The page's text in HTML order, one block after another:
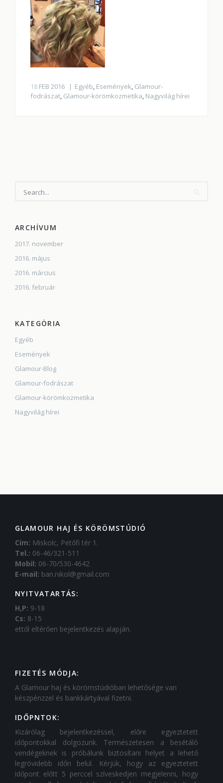
18 FEB 2016 Egyéb, Események, Glamour-
fodrászat, Glamour-körömkozmetika, Nagyvilág hírei
ARCHÍVUM
2017. november
2016. május
2016. március
2016. február
KATEGÓRIA
Egyéb
Események
Glamour-Blog
Glamour-fodrászat
Glamour-körömkozmetika
Nagyvilág hírei
GLAMOUR HAJ ÉS KÖRÖMSTÚDIÓ
Cím: Miskolc, Petőfi tér 1.
Tel.: 06-46/321-511
Mobil: 06-70/530-4642
E-mail: ban.nikol@gmail.com
NYITVATARTÁS:
H,P: 9-18
Cs: 8-15
ettől eltérően bejelentkezés alapján.
FIZETÉS MÓDJA:
A Glamour haj és körömstúdióban lehetősége van
készpénzzel és bankkártyával fizetni.
IDŐPNTOK:
Kizárólag bejelentkezéssel, előre egyeztetett
időpontokkal dolgozunk. Természetesen a besétáló
vendégeknek is próbálunk biztosítani helyet a lehető
legrövidebb időn belül. Kérjük, hogy az egyeztetett
időpont előtt 5 perccel szíveskedjen megjelenni, hogy